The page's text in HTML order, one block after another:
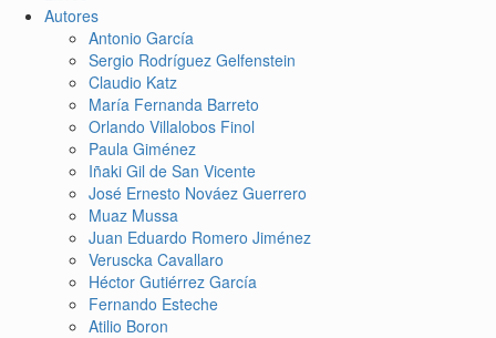
Autores
Antonio García
Sergio Rodríguez Gelfenstein
Claudio Katz
María Fernanda Barreto
Orlando Villalobos Finol
Paula Giménez
Iñaki Gil de San Vicente
José Ernesto Nováez Guerrero
Muaz Mussa
Juan Eduardo Romero Jiménez
Veruscka Cavallaro
Héctor Gutiérrez García
Fernando Esteche
Atilio Boron